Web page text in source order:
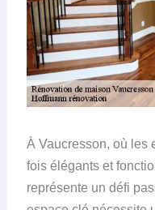
À Vaucresson, où les
fois élégants et
représente un défi